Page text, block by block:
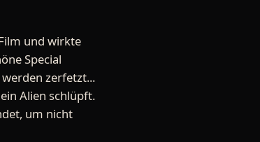
und wirkte
Special
zerfetzt...
Alien schlüpft.
um nicht